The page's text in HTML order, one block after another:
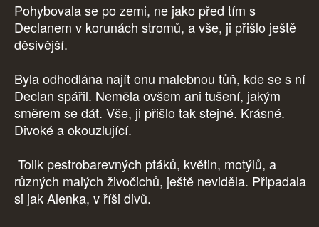
Pohybovala se po zemi, ne jako před tím s
Declanem v korunách stromů, a vše, ji přišlo ještě
děsivější.
Byla odhodlána najít onu malebnou tůň, kde se s ní
Declan spářil. Neměla ovšem ani tušení, jakým
směrem se dát. Vše, ji přišlo tak stejné. Krásné.
Divoké a okouzlující.
Tolik pestrobarevných ptáků, květin, motýlů, a
různých malých živočichů, ještě neviděla. Připadala
si jak Alenka, v říši divů.